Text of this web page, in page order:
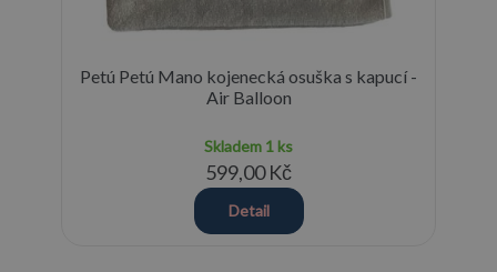
Petú Petú Mano kojenecká osuška s kapucí -
Air Balloon
Skladem 1 ks
599,00 Kč
Detail